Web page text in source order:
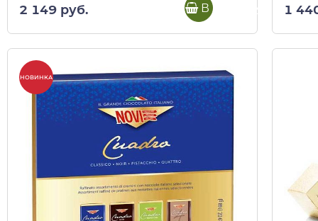
2 149 руб. В корзину 1
НОВИНКА